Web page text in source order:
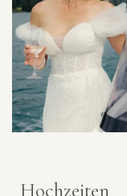
Hochzeiten